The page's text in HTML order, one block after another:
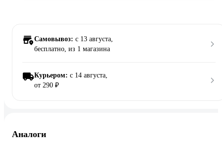
Самовывоз: c 13 августа,
бесплатно, из 1 магазина
Курьером: c 14 августа,
от 290 ₽
Аналоги